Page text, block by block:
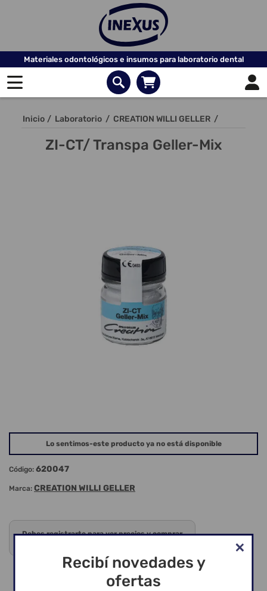
Materiales odontológicos e insumos para laboratorio dental
Inicio / Laboratorio / CREATION WILLI GELLER /
ZI-CT/ Transpa Geller-Mix
Lo sentimos-este producto ya no está disponible
Código: 620047
Marca: CREATION WILLI GELLER
Debes registrarte para ver precios y comprar
Recibí novedades y
ofertas